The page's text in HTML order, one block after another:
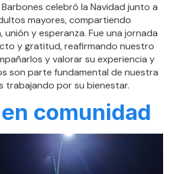
celebró la Navidad junto a
mayores, compartiendo
unión y esperanza. Fue una jornada
y gratitud, reafirmando nuestro
y valorar su experiencia y
son parte fundamental de nuestra
trabajando por su bienestar.
comunidad